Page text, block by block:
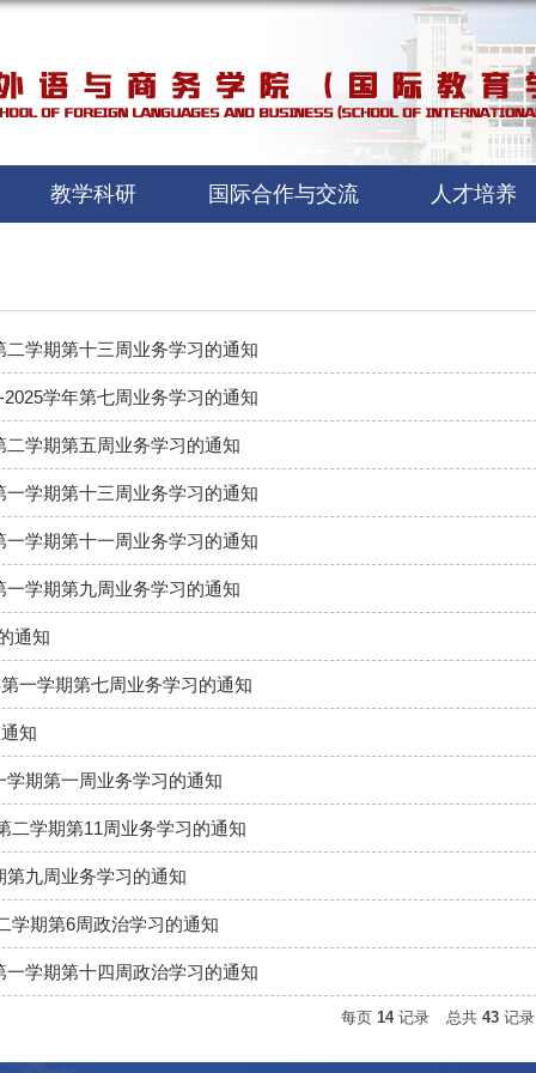
教学科研 国际合作与交流 人才培养
学期第十三周业务学习的通知
学年第七周业务学习的通知
学期第五周业务学习的通知
学期第十三周业务学习的通知
学期第十一周业务学习的通知
学期第九周业务学习的通知
通知
一学期第七周业务学习的通知
知
期第一周业务学习的通知
二学期第11周业务学习的通知
第九周业务学习的通知
学期第6周政治学习的通知
学期第十四周政治学习的通知
每页 14记录 总共 43 记录